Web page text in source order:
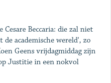
Beccaria: die zal niet
academische wereld', zo
Geens vrijdagmiddag zijn
Justitie in een nokvol